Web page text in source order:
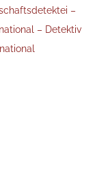
–
– Detektiv